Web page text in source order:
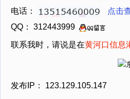
电话：
点击
QQ： 312443999
联系我时，请说是在黄河口信息
发布IP： 123.129.105.147